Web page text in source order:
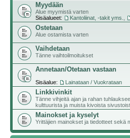
Myydään
Alue myymistä varten
Sisäalueet:
Kantoliinat, -takit yms.
Ostetaan
Alue ostamista varten
Vaihdetaan
Tänne vaihtoilmoitukset
Annetaan/Otetaan vastaan
Sisäalue: Lainataan / Vuokrataan
Linkkivinkit
Tänne vihjeitä ajan ja rahan
kulttuurista ja muista kivoista
Mainokset ja kyselyt
Yrittäjien mainokset ja tiedotteet sekä